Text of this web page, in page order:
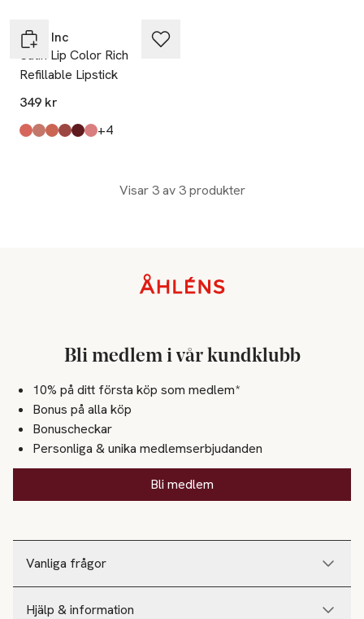
Rose Inc
Satin Lip Color Rich
Refillable Lipstick
349 kr
Produkten finns i färgerna:
Poetic,
Besotted,
Hypnotic,
Persuasive,
Poised,
Demure, +4till
Visar 3 av 3 produkter
Vanliga frågor
Hjälp & information
Bli medlem i vår kundklubb
10% på ditt första köp som medlem*
Bonus på alla köp
Bonuscheckar
Personliga & unika medlemserbjudanden
Bli medlem